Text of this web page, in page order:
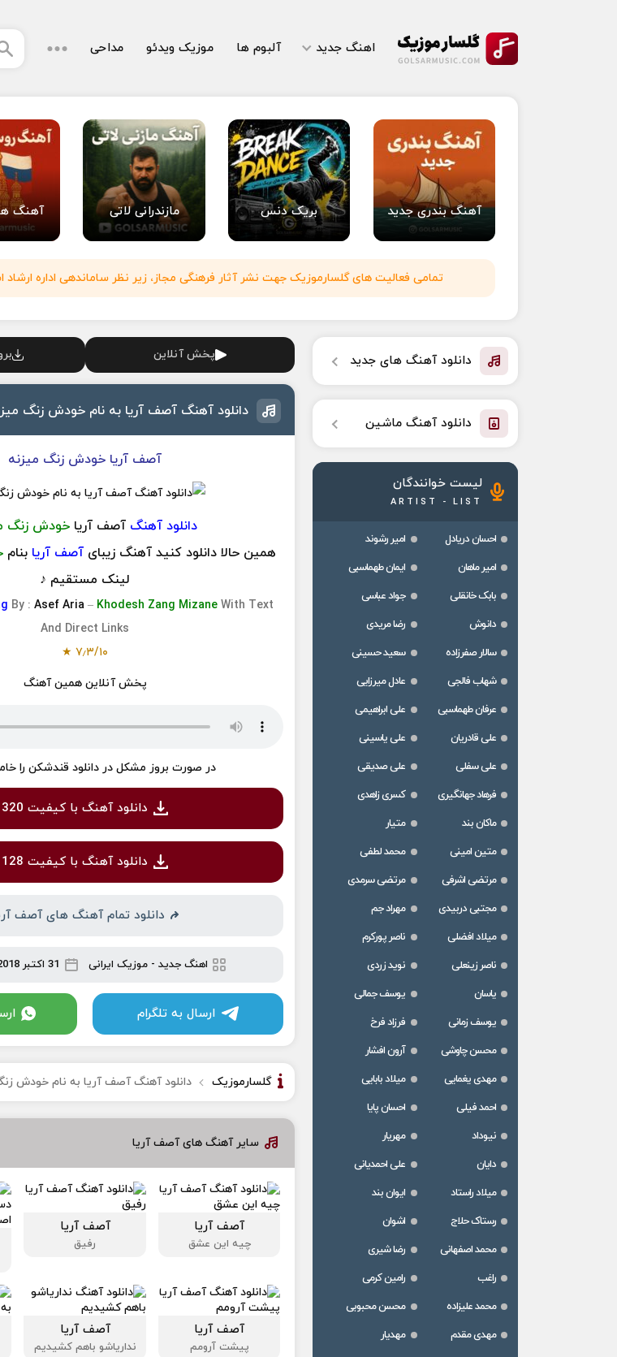
اهنگ جدید آلبوم ها موزیک ویدئو مداحی
آهنگ بندری جدید بریک دنس مازندرانی لاتی آهنگ
تمامی فعالیت های گلسارموزیک جهت نشر آثار فرهنگی مجاز، زیر نظر ساماندهی اداره
پخش آنلاین
دانلود آهنگ آصف آریا به نام خودش زنگ
آصف آریا خودش زنگ میزنه
دانلود آهنگ آصف آریا خودش زنگ
همین حالا دانلود کنید آهنگ زیبایآصف آریا بنام
لینک مستقیم ♪
By : Asef Aria – Khodesh Zang Mizane With Text
And Direct Links
۷٫۳/۱۰
★
پخش آنلاین همین آهنگ
در صورت بروز مشکل در دانلود قندشکن را
دانلود آهنگ با کیفیت 320
دانلود آهنگ با کیفیت 128
دانلود تمام آهنگ های آصف
اهنگ جدید -موزیک ایرانی 31 اکتبر 2018
ارسال به تلگرام
گلسارموزیک دانلود آهنگ آصف آریا به نام خودش
سایر آهنگ های آصف آریا
آصف آریا
چیه این عشق
آصف آریا
رفیق
آصف آریا
پیشت آرومم
آصف آریا
نداریاشو باهم کشیدیم
دانلود آهنگ های جدید
دانلود آهنگ ماشین
لیست خوانندگان
ARTIST - LIST
احسان دریادل
امیر رشوند
امیر ماهان
ایمان طهماسبی
بابک خانقلی
جواد عباسی
دانوش
رضا مریدی
سالار صفرزاده
سعید حسینی
شهاب فالجی
عادل میرزایی
عرفان طهماسبی
علی ابراهیمی
علی قادریان
علی یاسینی
علی سفلی
علی صدیقی
فرهاد جهانگیری
کسری زاهدی
ماکان بند
متیار
متین امینی
محمد لطفی
مرتضی اشرفی
مرتضی سرمدی
مجتبی دربیدی
مهراد جم
میلاد افضلی
ناصر پورکرم
ناصر زینعلی
نوید زردی
یاسان
یوسف جمالی
یوسف زمانی
فرزاد فرخ
محسن چاوشی
آرون افشار
مهدی یغمایی
میلاد بابایی
احمد فیلی
احسان پایا
نیوداد
مهریار
دایان
علی احمدیانی
میلاد راستاد
ایوان بند
رستاک حلاج
اشوان
محمد اصفهانی
رضا شیری
راغب
رامین کرمی
محمد علیزاده
محسن محبوبی
مهدی مقدم
مهدیار